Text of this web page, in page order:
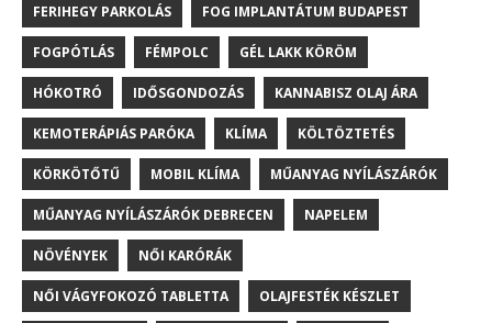
FERIHEGY PARKOLÁS FOG IMPLANTÁTUM BUDAPEST
FOGPÓTLÁS FÉMPOLC GÉL LAKK KÖRÖM
HÓKOTRÓ IDŐSGONDOZÁS KANNABISZ OLAJ ÁRA
KEMOTERÁPIÁS PARÓKA KLÍMA KÖLTÖZTETÉS
KÖRKÖTŐTŰ MOBIL KLÍMA MŰANYAG NYÍLÁSZÁRÓK
MŰANYAG NYÍLÁSZÁRÓK DEBRECEN NAPELEM
NÖVÉNYEK NŐI KARÓRÁK
NŐI VÁGYFOKOZÓ TABLETTA OLAJFESTÉK KÉSZLET